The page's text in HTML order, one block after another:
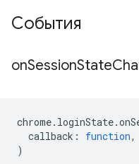
События
onSessionState
chrome. loginState.
callback : function,
)